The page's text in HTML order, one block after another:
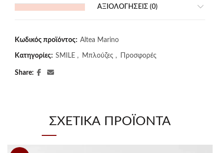
ΑΞΙΟΛΟΓΉΣΕΙΣ (0)
Κωδικός προϊόντος: Altea Marino
Κατηγορίες: SMILE , Μπλούζες , Προσφορές
Share
ΣΧΕΤΙΚΆ ΠΡΟΪΌΝΤΑ